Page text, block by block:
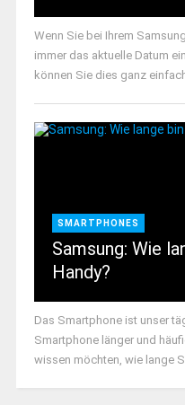
Wenn Sie bei Ihrem
immer das aktuelle Datum
können Sie dies ganz einfach
SMARTPHONES
Samsung: Wie
Handy?
Das Smartphone ist unser
Smartphone länger und
wissen möchten, wie lange